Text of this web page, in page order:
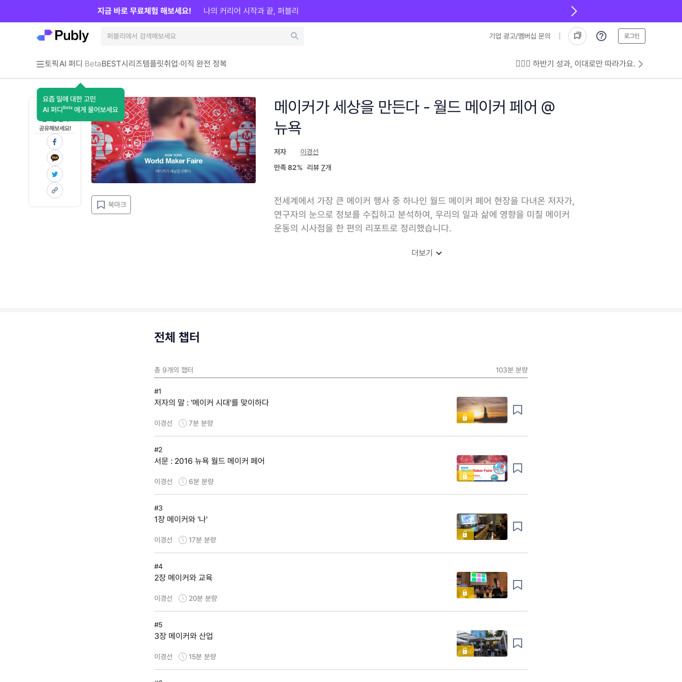
기업 광고/멤버십 문의 로그인
토픽AI 퍼디 Beta
요즘 일에 대한 고민
AI 퍼디 Beta 에게 물어보세요
BEST시리즈템플릿취업·이직 완전 정복 💁🏻‍♂️ 하반기 성과, 이대로만 따라가요.
지금 바로 무료체험 해보세요! 나의 커리어 시작과 끝, 퍼블리
지금 인사이트가
공유해보세요!
북마크
메이커가 세상을 만든다 - 월드 메이커 페어 @
뉴욕
저자
이경선
만족82% 리뷰 7개
전세계에서 가장 큰 메이커 행사 중 하나인 월드 메이커 페어 현장을 다녀온 저자가,
연구자의 눈으로 정보를 수집하고 분석하여, 우리의 일과 삶에 영향을 미칠 메이커
운동의 시사점을 한 편의 리포트로 정리했습니다.
더보기
전체 챕터
총 9개의 챕터 103분 분량
#1
저자의 말 : '메이커 시대'를 맞이하다
이경선 7분 분량
#2
서문 : 2016 뉴욕 월드 메이커 페어
이경선 6분 분량
#3
1장 메이커와 '나'
이경선 17분 분량
#4
2장 메이커와 교육
이경선 20분 분량
#5
3장 메이커와 산업
이경선 15분 분량